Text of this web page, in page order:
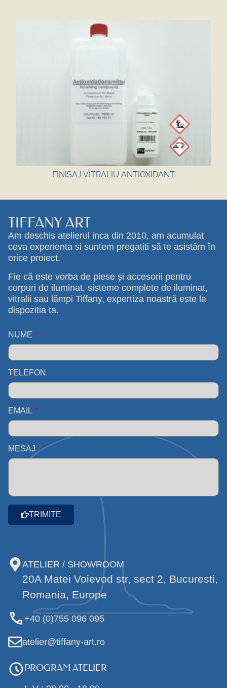
FINISAJ VITRALIU ANTIOXIDANT
TIFFANY ART
Am deschis atelierul inca din 2010, am acumulat
ceva experienta si suntem pregatiti să te asistăm în
orice proiect.
Fie că este vorba de piese și accesorii pentru
corpuri de iluminat, sisteme complete de iluminat,
vitralii sau lămpi Tiffany, expertiza noastră este la
dispozitia ta.
NUME
TELEFON
EMAIL
MESAJ
TRIMITE
ATELIER / SHOWROOM
20A Matei Voievod str, sect 2, Bucuresti,
Romania, Europe
+40 (0)755 096 095
atelier@tiffany-art.ro
PROGRAM ATELIER